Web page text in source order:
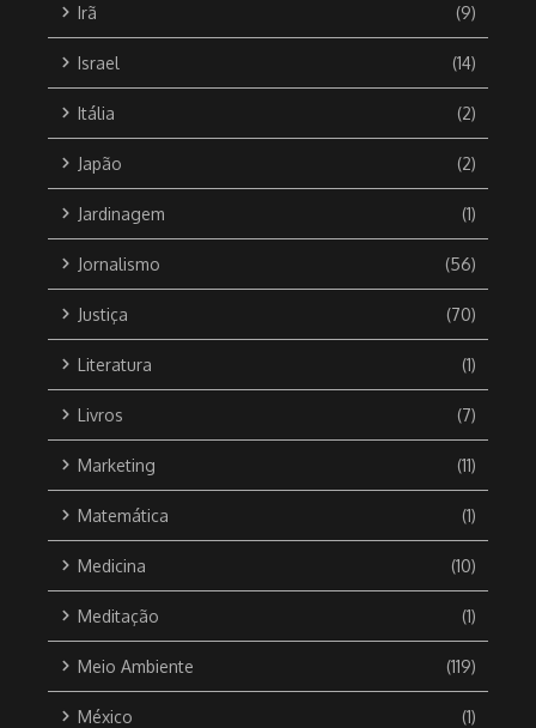
Irã (9)
Israel (14)
Itália (2)
Japão (2)
Jardinagem (1)
Jornalismo (56)
Justiça (70)
Literatura (1)
Livros (7)
Marketing (11)
Matemática (1)
Medicina (10)
Meditação (1)
Meio Ambiente (119)
México (1)